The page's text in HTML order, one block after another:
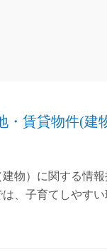
・賃貸物件(建
物）に関する情
、子育てしやすい